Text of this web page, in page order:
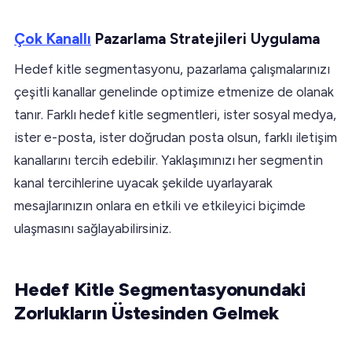
Çok Kanallı Pazarlama Stratejileri Uygulama
Hedef kitle segmentasyonu, pazarlama çalışmalarınızı
çeşitli kanallar genelinde optimize etmenize de olanak
tanır. Farklı hedef kitle segmentleri, ister sosyal medya,
ister e-posta, ister doğrudan posta olsun, farklı iletişim
kanallarını tercih edebilir. Yaklaşımınızı her segmentin
kanal tercihlerine uyacak şekilde uyarlayarak
mesajlarınızın onlara en etkili ve etkileyici biçimde
ulaşmasını sağlayabilirsiniz.
Hedef Kitle Segmentasyonundaki
Zorlukların Üstesinden Gelmek